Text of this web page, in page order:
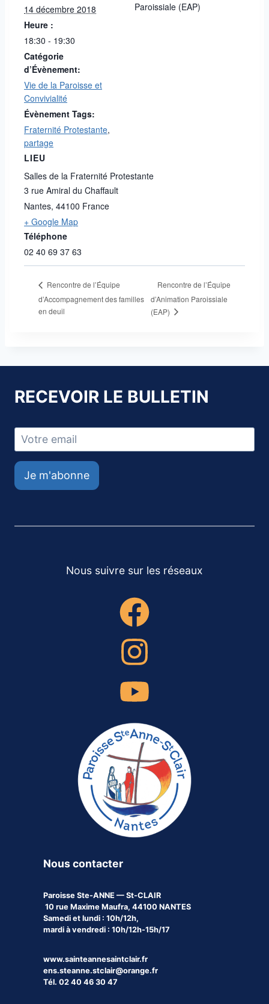
14 décembre 2018
Heure :
18:30 - 19:30
Catégorie
d’Évènement:
Vie de la Paroisse et
Convivialité
Évènement Tags:
Fraternité Protestante,
partage
LIEU
Salles de la Fraternité Protestante
3 rue Amiral du Chaffault
Nantes, 44100 France
+ Google Map
Téléphone
02 40 69 37 63
Paroissiale (EAP)
Rencontre de l’Équipe
d’Accompagnement des familles
en deuil
Rencontre de l’Équipe
d’Animation Paroissiale
(EAP)
RECEVOIR LE BULLETIN
Je m'abonne
Nous suivre sur les réseaux
Nous contacter
Paroisse Ste-ANNE — St-CLAIR
10 rue Maxime Maufra, 44100 NANTES
Samedi et lundi : 10h/12h,
mardi à vendredi : 10h/12h-15h/17
www.sainteannesaintclair.fr
ens.steanne.stclair@orange.fr
Tél. 02 40 46 30 47